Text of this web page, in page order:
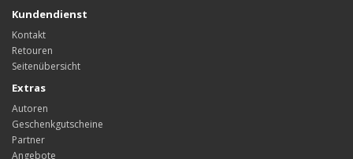
Kundendienst
Kontakt
Retouren
Seitenübersicht
Extras
Autoren
Geschenkgutscheine
Partner
Angebote